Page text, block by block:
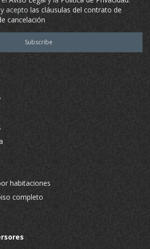
acepto las cláusulas del contrato de
cancelación
habitaciones
completo